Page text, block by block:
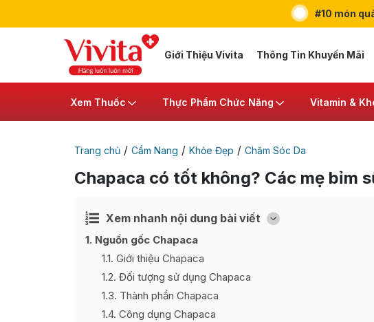
#10 món
Giới Thiệu Vivita Thông Tin Khuyến Mãi
Xem Thuốc Thực Phẩm Chức Năng Vitamin &
Trang chủ / Cẩm Nang / Khỏe Đẹp / Chăm Sóc Da
Chapaca có tốt không? Các mẹ bỉm
Xem nhanh nội dung bài viết [
Ẩn
1 Nguồn gốc Chapaca
1.1 Giới thiệu Chapaca
1.2 Đối tượng sử dụng Chapaca
1.3 Thành phần Chapaca
1.4 Công dụng Chapaca